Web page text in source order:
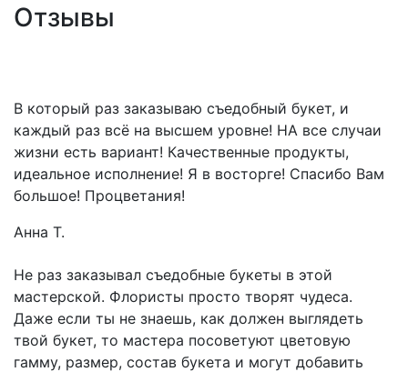
Отзывы
В который раз заказываю съедобный букет, и
каждый раз всё на высшем уровне! НА все случаи
жизни есть вариант! Качественные продукты,
идеальное исполнение! Я в восторге! Спасибо Вам
большое! Процветания!
Анна Т.
Не раз заказывал съедобные букеты в этой
мастерской. Флористы просто творят чудеса.
Даже если ты не знаешь, как должен выглядеть
твой букет, то мастера посоветуют цветовую
гамму, размер, состав букета и могут добавить